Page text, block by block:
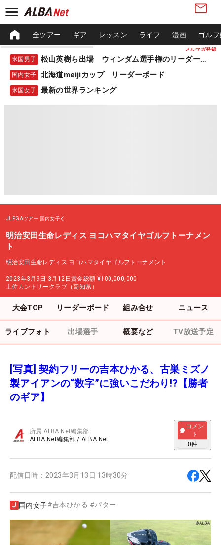
メルマガ登録
全ツアー ギア レッスン ライフ 漫画 ゴル
米国男子 松山英樹ら出場 ウィンダム選手権のリーダーボード
国内女子 北海道meijiカップ リーダーボード
米国女子 最新の世界ランキング
JLPGAツアー 国内女子
明治安田生命レディス ヨコハマタイヤゴルフトーナメン
ト
明治安田生命レディス ヨコハマタイヤゴルフトーナメント
2023年3月9日-3月12日賞金総額 ¥100,000,000
土佐カントリークラブ（高知県）
大会TOP リーダーボード 組み合せ ニュース
ライブフォト 出場選手 概要など TV放送予定
[写真] 契約フリーの吉本ひかる、古巣ミズノ
製アイアンの“数字”に強いこだわり!?【勝者
のギア】
所属ALBA Net編集部
ALBA Net編集部 / ALBA Net
コメン
ト
0件
配信日時： 2023年3月13日 13時30分
国内女子#吉本ひかる #パター